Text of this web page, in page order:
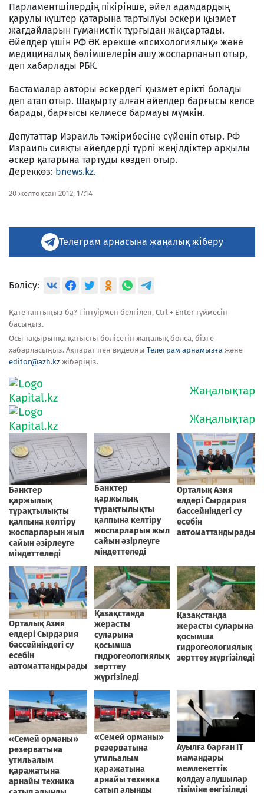
Парламентшілердің пікірінше, әйел адамдардың
қарулы күштер қатарына тартылуы әскери қызмет
жағдайларын гуманистік тұрғыдан жақсартады.
Әйелдер үшін РФ ӘК ерекше «психологиялық» және
медициналық бөлімшелерін ашу жоспарланып отыр,
деп хабарлады РБК.
Бастамалар авторы әскердегі қызмет ерікті болады
деп атап отыр. Шақырту алған әйелдер барғысы келсе
барады, барғысы келмесе бармауы мүмкін.
Депутаттар Израиль тәжірибесіне сүйеніп отыр. РФ
Израиль сияқты әйелдерді түрлі жеңілдіктер арқылы
әскер қатарына тартуды көздеп отыр.
Дереккөз: bnews.kz.
20 желтоқсан 2012, 17:14
Телеграм арнасына жаңалық жіберу
Бөлісу:
Қате таптыңыз ба? Тінтуірмен белгілеп, Ctrl + Enter түймесін
басыңыз.
Осы тақырыпқа қатысты бөлісетін жаңалық болса, бізге
хабарласыңыз. Ақпарат пен видеоны Телеграм арнамызға және
editor@azh.kz жіберіңіз.